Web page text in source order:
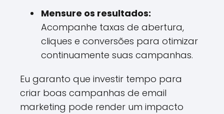
Mensure os resultados:
Acompanhe taxas de abertura,
cliques e conversões para otimizar
continuamente suas campanhas.
Eu garanto que investir tempo para
criar boas campanhas de email
marketing pode render um impacto